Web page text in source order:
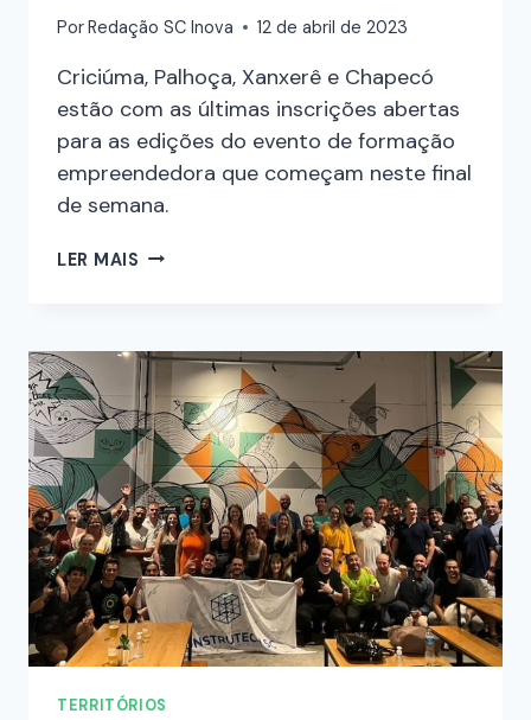
PorRedação SC Inova 12 de abril de 2023
Criciúma, Palhoça, Xanxerê e Chapecó
estão com as últimas inscrições abertas
para as edições do evento de formação
empreendedora que começam neste final
de semana.
LER MAIS
TERRITÓRIOS